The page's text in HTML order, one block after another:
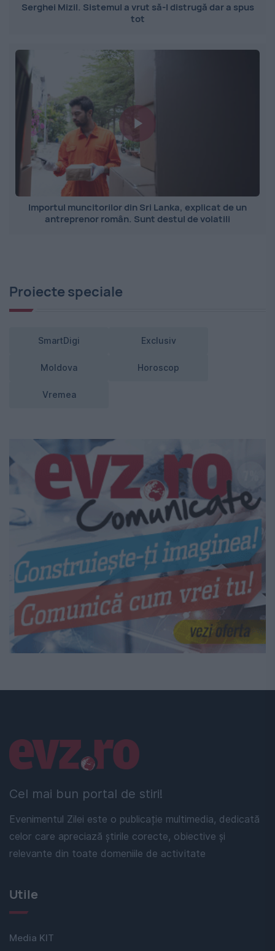
Serghei Mizil. Sistemul a vrut să-l distrugă dar a spus
tot
Importul muncitorilor din Sri Lanka, explicat de un
antreprenor român. Sunt destul de volatili
Proiecte speciale
SmartDigi Exclusiv
Moldova Horoscop
Vremea
Cel mai bun portal de stiri!
Evenimentul Zilei este o publicație multimedia, dedicată
celor care apreciază știrile corecte, obiective și
relevante din toate domeniile de activitate
Linkuri utile
Utile
Media KIT